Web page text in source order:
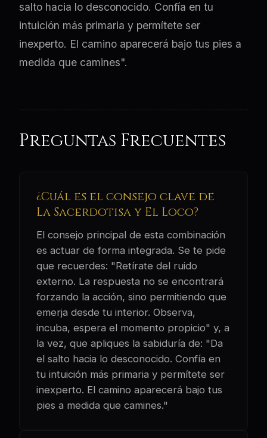
salto hacia lo desconocido. Confía en tu
intuición más primaria y permítete ser
inexperto. El camino aparecerá bajo tus pies a
medida que camines".
Preguntas Frecuentes
¿Cuál es el consejo clave de
La Sacerdotisa y El Loco?
El consejo principal de esta combinación
es actuar de forma integrada. Se te pide
que recuerdes: "Retírate del ruido
externo. La respuesta no se encontrará
forzando la acción, sino permitiendo que
emerja desde tu interior. Observa,
incuba, espera el momento propicio" y, a
la vez, que apliques la sabiduría de: "Da
el salto hacia lo desconocido. Confía en
tu intuición más primaria y permítete ser
inexperto. El camino aparecerá bajo tus
pies a medida que camines."